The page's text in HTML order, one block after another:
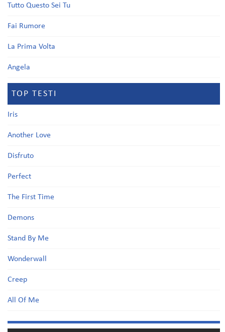
Tutto Questo Sei Tu
Fai Rumore
La Prima Volta
Angela
TOP TESTI
Iris
Another Love
Disfruto
Perfect
The First Time
Demons
Stand By Me
Wonderwall
Creep
All Of Me